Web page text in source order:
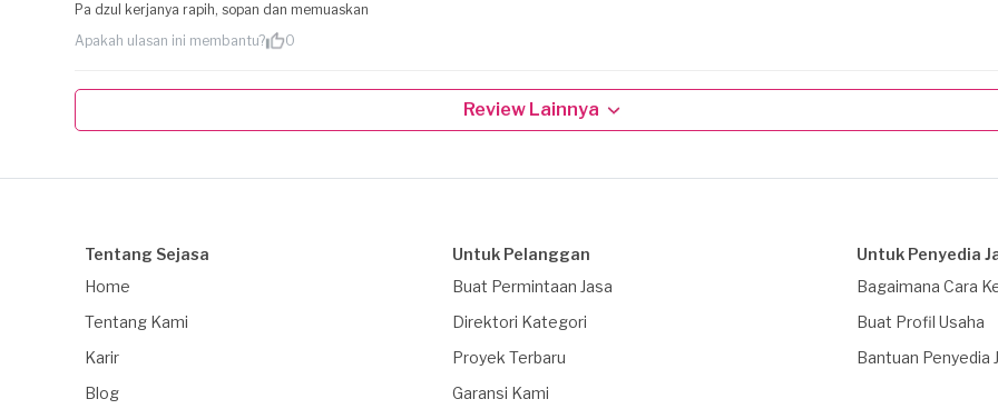
Pa dzul kerjanya rapih, sopan dan memuaskan
Apakah ulasan ini membantu?
0
Review Lainnya
Tentang Sejasa
Home
Tentang Kami
Karir
Blog
Untuk Pelanggan
Buat Permintaan Jasa
Direktori Kategori
Proyek Terbaru
Garansi Kami
Untuk Penyedia
Bagaimana Cara
Buat Profil Usaha
Bantuan Penyedia